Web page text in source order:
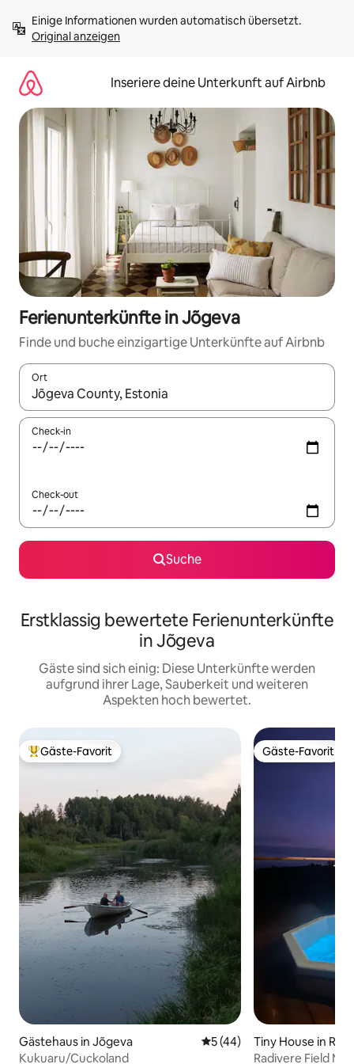
Inhalten
springenOriginal anzeigen
Inseriere deine Unterkunft auf Airbnb
Ferienunterkünfte in Jõgeva
Finde und buche einzigartige Unterkünfte auf Airbnb
Ort
Wenn Ergebnisse verfügbar sind, navigiere mit den
Check-in
Check-out
Suche
Erstklassig bewertete Ferienunterkünfte
in Jõgeva
Gäste sind sich einig: Diese Unterkünfte werden
aufgrund ihrer Lage, Sauberkeit und weiteren
Aspekten hoch bewertet.
Beliebter Gäste-Favorit.
Gäste-Favorit
Gästehaus in Jõgeva Durchschnittliche
5 (44)
Kukuaru/Cuckoland
Gäste-Favorit
Gäste-Favorit
Tiny House in
Radivere Field